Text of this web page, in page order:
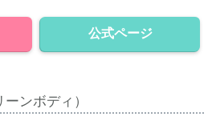
公式ページ
ンボディ）